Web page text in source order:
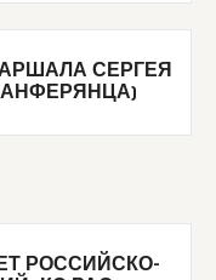
СЕРГЕЯ
РОССИЙСКО-